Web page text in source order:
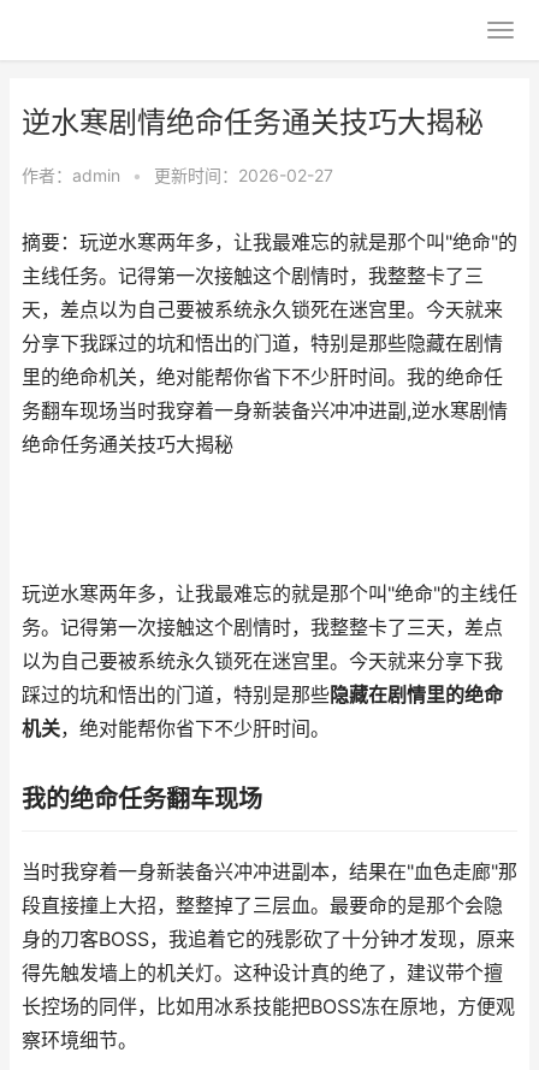
逆水寒剧情绝命任务通关技巧大揭秘
作者： admin • 更新时间：2026-02-27
摘要：玩逆水寒两年多，让我最难忘的就是那个叫"绝命"的
主线任务。记得第一次接触这个剧情时，我整整卡了三
天，差点以为自己要被系统永久锁死在迷宫里。今天就来
分享下我踩过的坑和悟出的门道，特别是那些隐藏在剧情
里的绝命机关，绝对能帮你省下不少肝时间。我的绝命任
务翻车现场当时我穿着一身新装备兴冲冲进副,逆水寒剧情
绝命任务通关技巧大揭秘
玩逆水寒两年多，让我最难忘的就是那个叫"绝命"的主线任
务。记得第一次接触这个剧情时，我整整卡了三天，差点
以为自己要被系统永久锁死在迷宫里。今天就来分享下我
踩过的坑和悟出的门道，特别是那些隐藏在剧情里的绝命
机关，绝对能帮你省下不少肝时间。
我的绝命任务翻车现场
当时我穿着一身新装备兴冲冲进副本，结果在"血色走廊"那
段直接撞上大招，整整掉了三层血。最要命的是那个会隐
身的刀客BOSS，我追着它的残影砍了十分钟才发现，原来
得先触发墙上的机关灯。这种设计真的绝了，建议带个擅
长控场的同伴，比如用冰系技能把BOSS冻在原地，方便观
察环境细节。